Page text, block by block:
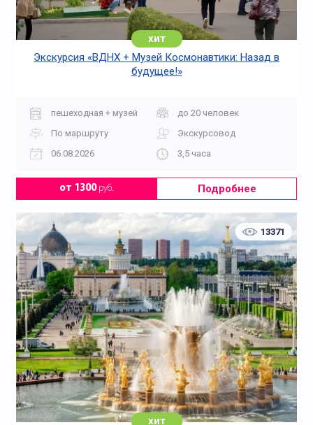
хит
Экскурсия «ВДНХ + Музей Космонавтики: Назад в
будущее!»
пешеходная + музей
до 20 человек
По маршруту
Экскурсовод
06.08.2026
3,5 часа
от 1300руб. Подробнее
13371
хит